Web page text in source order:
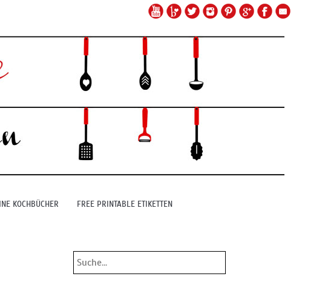
KOCHBÜCHER FREE PRINTABLE ETIKETTEN